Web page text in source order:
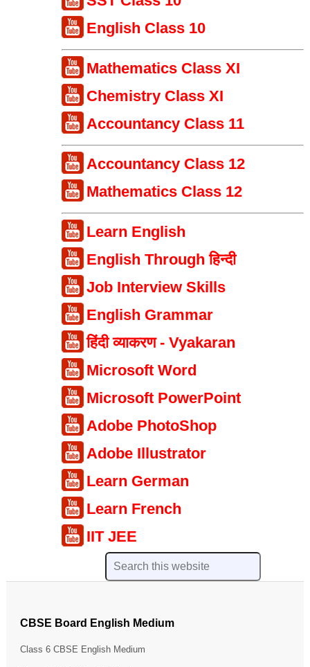
English Class 10
Mathematics Class XI
Chemistry Class XI
Accountancy Class 11
Accountancy Class 12
Mathematics Class 12
Learn English
English Through हिन्दी
Job Interview Skills
English Grammar
हिंदी व्याकरण - Vyakaran
Microsoft Word
Microsoft PowerPoint
Adobe PhotoShop
Adobe Illustrator
Learn German
Learn French
IIT JEE
CBSE Board English Medium
Class 6 CBSE English Medium